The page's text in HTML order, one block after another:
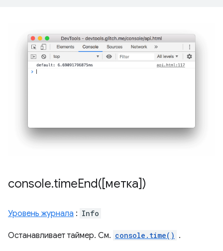
console.timeEnd([метка])
Уровень журнала : Info
Останавливает таймер. См. console.time() .